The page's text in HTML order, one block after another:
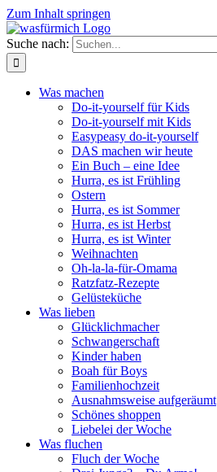
Zum Inhalt springen
Suche nach:
Was machen
Do-it-yourself für Kids
Do-it-yourself mit Kids
Easypeasy do-it-yourself
DAS machen wir heute
Ein Buch – eine Idee
Hurra, es ist Frühling
Ostern
Hurra, es ist Sommer
Hurra, es ist Herbst
Hurra, es ist Winter
Weihnachten
Oh-la-la-für-Omama
Ratzfatz-Rezepte
Gelüsteküche
Was lieben
Glücklichmacher
Schwangerschaft
Kinder haben
Boah für Boys
Familienhochzeit
Ausnahmsweise aufgeräumt
Schönes shoppen
Liebelei der Woche
Was fluchen
Fluch der Woche